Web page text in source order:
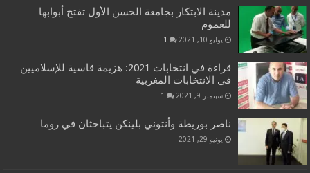
مدينة الابتكار بجامعة الحسن الأول تفتح أبوابها
للعموم
يوليو 10, 2021 1
قراءة في انتخابات 2021: هزيمة قاسية للإسلاميين
في الانتخابات المغربية
سبتمبر 9, 2021 1
ناصر بوريطة وأنتوني بلينكن يتباحثان في روما
يونيو 29, 2021